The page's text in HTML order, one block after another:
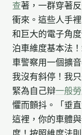
查著，一群穿著
衝來。這些人手
和巨大的電子角
泊車維度基本法
車警察用一個擴
我沒有斜停！我
緊為自己辯一般
懼而顫抖。「垂
這裡，你的車體